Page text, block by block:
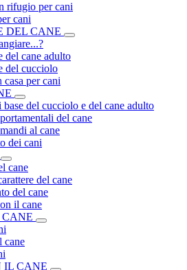
rifugio per cani
cani
DEL CANE
del cane adulto
del cucciolo
casa per cani
del cucciolo e del cane adulto
del cane
al cane
dei cani
cane
del cane
del cane
il cane
cane
IL CANE